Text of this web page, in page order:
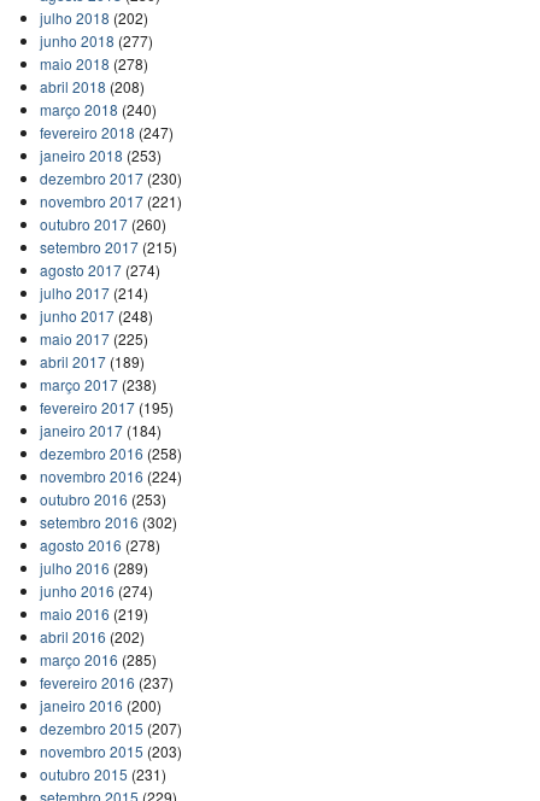
julho 2018 (202)
junho 2018 (277)
maio 2018 (278)
abril 2018 (208)
março 2018 (240)
fevereiro 2018 (247)
janeiro 2018 (253)
dezembro 2017(230)
novembro 2017(221)
outubro 2017(260)
setembro 2017(215)
agosto 2017(274)
julho 2017(214)
junho 2017(248)
maio 2017(225)
abril 2017(189)
março 2017(238)
fevereiro 2017(195)
janeiro 2017(184)
dezembro 2016 (258)
novembro 2016 (224)
outubro 2016 (253)
setembro 2016 (302)
agosto 2016 (278)
julho 2016 (289)
junho 2016 (274)
maio 2016 (219)
abril 2016 (202)
março 2016 (285)
fevereiro 2016 (237)
janeiro 2016 (200)
dezembro 2015 (207)
novembro 2015 (203)
outubro 2015 (231)
setembro 2015 (229)